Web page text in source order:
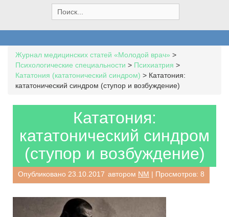
e
a
h
f
o
r
Журнал медицинских статей «Молодой врач» >
Психологические специальности > Психиатрия >
Кататония (кататонический синдром) > Кататония:
кататонический синдром (ступор и возбуждение)
Кататония:
кататонический синдром
(ступор и возбуждение)
Опубликовано 23.10.2017 автором NM | Просмотров: 8